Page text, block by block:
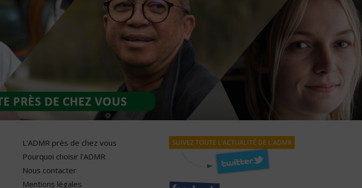
L'ADMR près de chez vous
Pourquoi choisir l'ADMR
Nous contacter
Mentions légales